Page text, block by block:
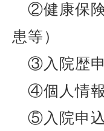
②健康保険
患等）
③入院歴申
④個人情報
⑤入院申込